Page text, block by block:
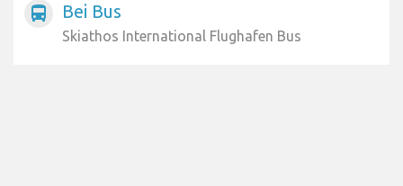
directions_bus Bei Bus
Skiathos International Flughafen Bus